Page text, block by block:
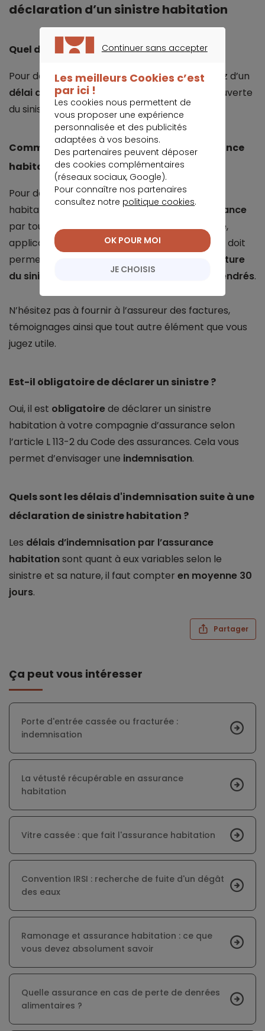
déclaration d’un sinistre habitation
Quel délai pour déclarer dégât des eaux ?
Pour déclarer undégât des eaux, vous disposez d’un
délai de 5 jours ouvrés
à compter de la découverte
du sinistre.
Comment déclarer un sinistre à son assurance
habitation ?
Pour déclarer un sinistre à votre assurance
habitation, vous devez
contacter votre assurance
par tout moyen disponible (téléphone, agence,
application, etc.). Cette déclaration de sinistre doit
permettre à l’assurance de comprendre la
nature
du sinistre
, son origine et lesdommages engendrés.
N’hésitez pas à fournir à l’assureur des factures,
témoignages ainsi que tout autre élément que vous
jugez utile.
Est-il obligatoire de déclarer un sinistre ?
Oui, il est obligatoirede déclarer un sinistre
habitation à votre compagnie d’assurance selon
l’article L 113-2 du Code des assurances. Cela vous
permet d’envisager une indemnisation.
Quels sont les délais d'indemnisation suite à une
déclaration de sinistre habitation ?
Les délais d’indemnisation par l’assurance
habitationsont quant à eux variables selon le
sinistre et sa nature, il faut compter en moyenne 30
jours.
Partager
Ça peut vous intéresser
Porte d'entrée cassée ou fracturée :
indemnisation
La vétusté récupérable en assurance
habitation
Vitre cassée : que fait l'assurance habitation
Convention IRSI : recherche de fuite d'un dégât
des eaux
Ramonage et assurance habitation : ce que
vous devez absolument savoir
Quelle assurance en cas de perte de denrées
alimentaires ?
Continuer sans accepter
Les meilleurs Cookies c’est
par ici !
Les cookies nous permettent de
vous proposer une expérience
personnalisée et des publicités
adaptées à vos besoins.
Des partenaires peuvent déposer
des cookies complémentaires
(réseaux sociaux, Google).
Pour connaître nos partenaires
consultez notre politique cookies.
JE CHOISIS
OK POUR MOI